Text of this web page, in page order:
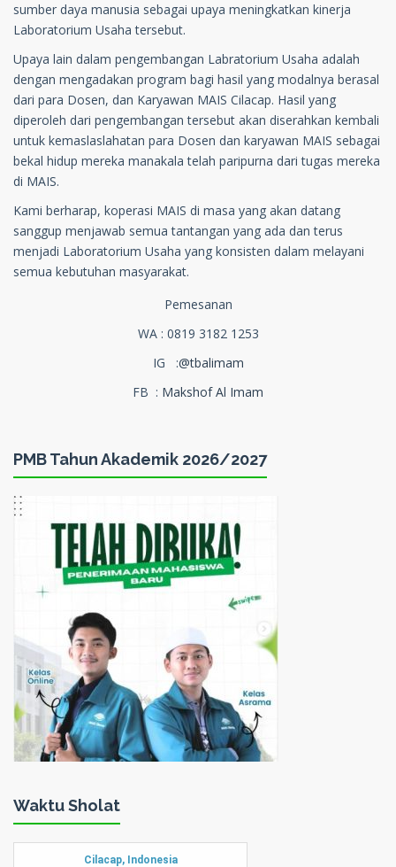
sumber daya manusia sebagai upaya meningkatkan kinerja
Laboratorium Usaha tersebut.
Upaya lain dalam pengembangan Labratorium Usaha adalah
dengan mengadakan program bagi hasil yang modalnya berasal
dari para Dosen, dan Karyawan MAIS Cilacap. Hasil yang
diperoleh dari pengembangan tersebut akan diserahkan kembali
untuk kemaslaslahatan para Dosen dan karyawan MAIS sebagai
bekal hidup mereka manakala telah paripurna dari tugas mereka
di MAIS.
Kami berharap, koperasi MAIS di masa yang akan datang
sanggup menjawab semua tantangan yang ada dan terus
menjadi Laboratorium Usaha yang konsisten dalam melayani
semua kebutuhan masyarakat.
Pemesanan
WA : 0819 3182 1253
IG :@tbalimam
FB : Makshof Al Imam
PMB Tahun Akademik 2026/2027
Waktu Sholat